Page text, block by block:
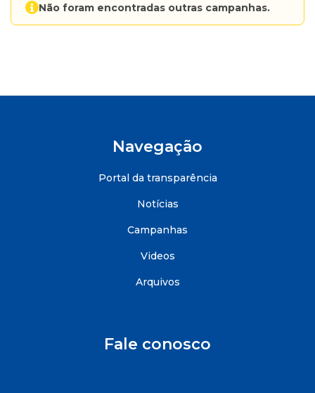
Não foram encontradas outras campanhas.
Navegação
Portal da transparência
Notícias
Campanhas
Videos
Arquivos
Fale conosco